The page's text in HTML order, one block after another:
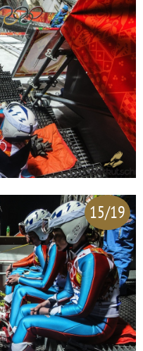
15/19